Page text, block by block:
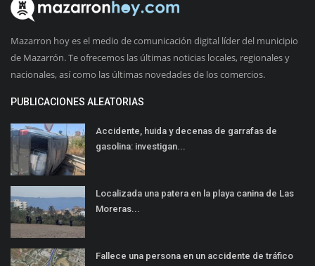
Mazarron hoy es el medio de comunicación digital líder del municipio
de Mazarrón. Te ofrecemos las últimas noticias locales, regionales y
nacionales, así como las últimas novedades de los comercios.
PUBLICACIONES ALEATORIAS
Accidente, huida y decenas de garrafas de
gasolina: investigan...
Localizada una patera en la playa canina de Las
Moreras...
Fallece una persona en un accidente de tráfico